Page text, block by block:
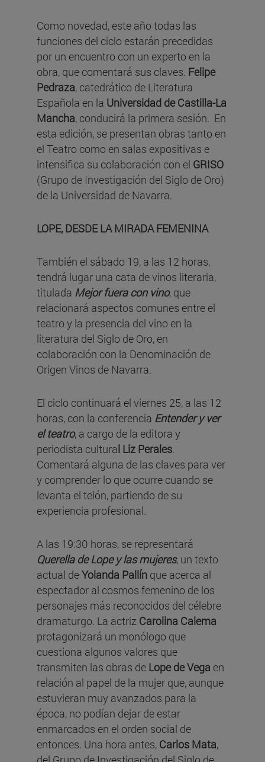
Como novedad, este año todas las
funciones del ciclo estarán precedidas
por un encuentro con un experto en la
obra, que comentará sus claves. Felipe
Pedraza, catedrático de Literatura
Española en la Universidad de Castilla-La
Mancha, conducirá la primera sesión. En
esta edición, se presentan obras tanto en
el Teatro como en salas expositivas e
intensifica su colaboración con el GRISO
(Grupo de Investigación del Siglo de Oro)
de la Universidad de Navarra.
LOPE, DESDE LA MIRADA FEMENINA
También el sábado 19, a las 12 horas,
tendrá lugar una cata de vinos literaria,
titulada Mejor fuera con vino, que
relacionará aspectos comunes entre el
teatro y la presencia del vino en la
literatura del Siglo de Oro, en
colaboración con la Denominación de
Origen Vinos de Navarra.
El ciclo continuará el viernes 25, a las 12
horas, con la conferencia Entender y ver
el teatro, a cargo de la editora y
periodista cultural Liz Perales.
Comentará alguna de las claves para ver
y comprender lo que ocurre cuando se
levanta el telón, partiendo de su
experiencia profesional.
A las 19:30 horas, se representará
Querella de Lope y las mujeres, un texto
actual deYolanda Pallín que acerca al
espectador al cosmos femenino de los
personajes más reconocidos del célebre
dramaturgo. La actriz Carolina Calema
protagonizará un monólogo que
cuestiona algunos valores que
transmiten las obras de Lope de Vega en
relación al papel de la mujer que, aunque
estuvieran muy avanzados para la
época, no podían dejar de estar
enmarcados en el orden social de
entonces. Una hora antes, Carlos Mata,